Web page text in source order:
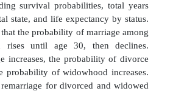
survival probabilities, total years
state, and life expectancy by status.
the probability of marriage among
rises until age 30, then declines.
increases, the probability of divorce
probability of widowhood increases.
for divorced and widowed